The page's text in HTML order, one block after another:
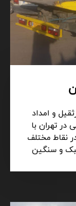
و امداد
در تهران با
نقاط مختلف
و سنگین